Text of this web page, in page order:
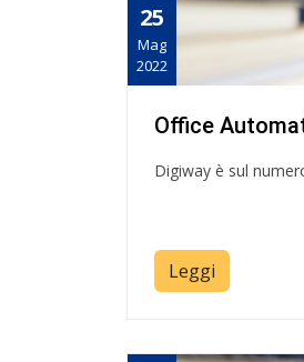
25
Mag
2022
Office
Digiway è sul
Leggi